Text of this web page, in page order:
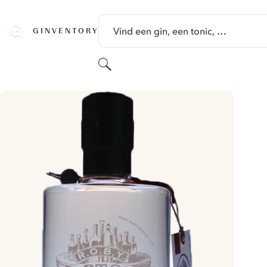
GINVENTORY Vind een gin, een tonic, …
Zoeken